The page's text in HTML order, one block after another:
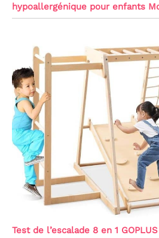
hypoallergénique pour enfants
Test de l’escalade 8 en 1